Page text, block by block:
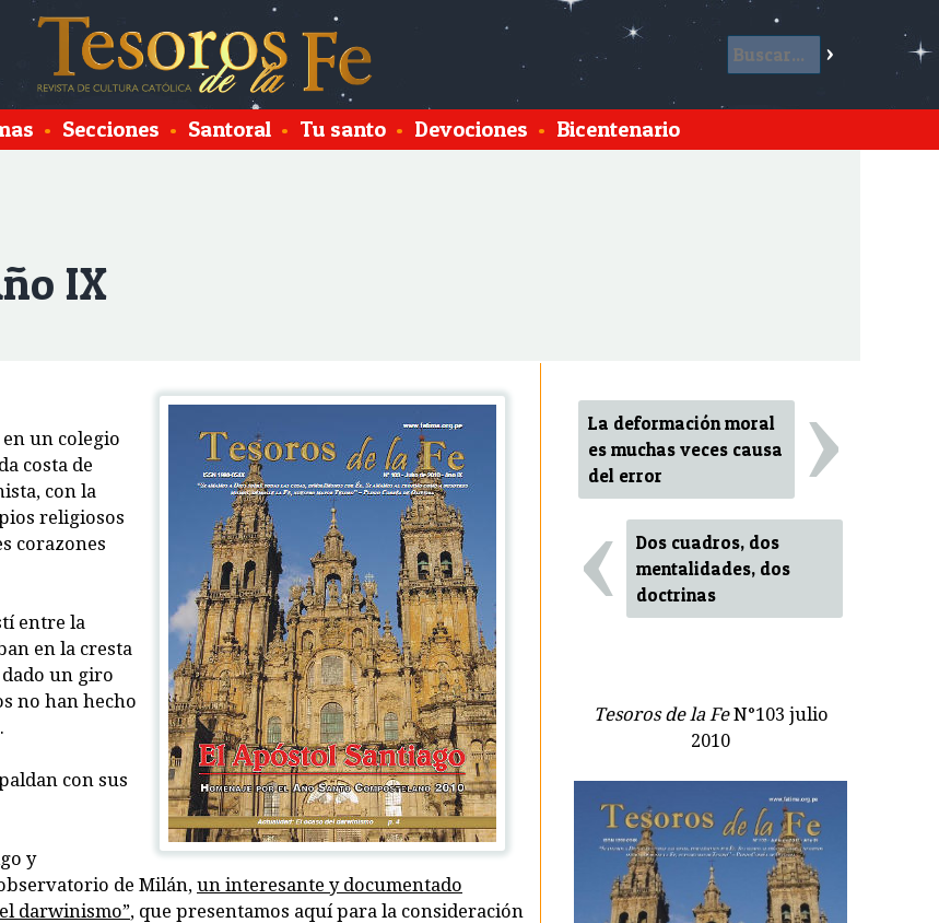
• Secciones • Santoral • Tu santo • Devociones • Bicentenario
IX
un colegio
costa de
con la
religiosos
corazones
entre la
en la cresta
dado un giro
no han hecho
con sus
y
de Milán, un interesante y documentado
darwinismo”, que presentamos aquí para la consideración
La deformación moral
es muchas veces causa
del error
›
‹
Dos cuadros, dos
mentalidades, dos
doctrinas
Tesoros de la FeN°103 julio
2010